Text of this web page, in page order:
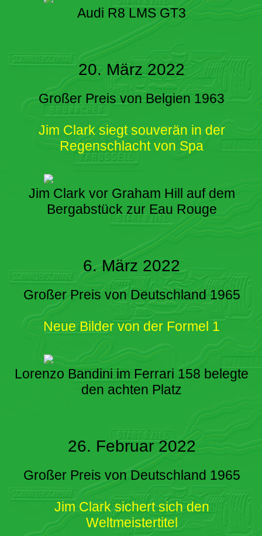
Audi R8 LMS GT3
20. März 2022
Großer Preis von Belgien 1963
Jim Clark siegt souverän in der
Regenschlacht von Spa
Jim Clark vor Graham Hill auf dem
Bergabstück zur Eau Rouge
6. März 2022
Großer Preis von Deutschland 1965
Neue Bilder von der Formel 1
Lorenzo Bandini im Ferrari 158 belegte
den achten Platz
26. Februar 2022
Großer Preis von Deutschland 1965
Jim Clark sichert sich den
Weltmeistertitel